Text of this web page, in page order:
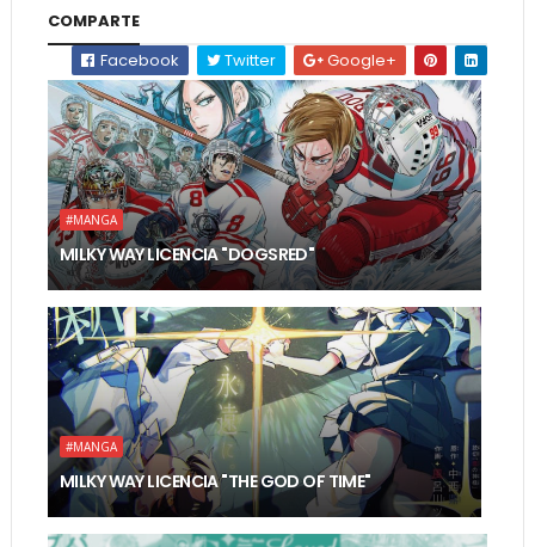
COMPARTE
Facebook
Twitter Google+
#MANGA
MILKY WAY LICENCIA "DOGSRED"
#MANGA
MILKY WAY LICENCIA "THE GOD OF TIME"